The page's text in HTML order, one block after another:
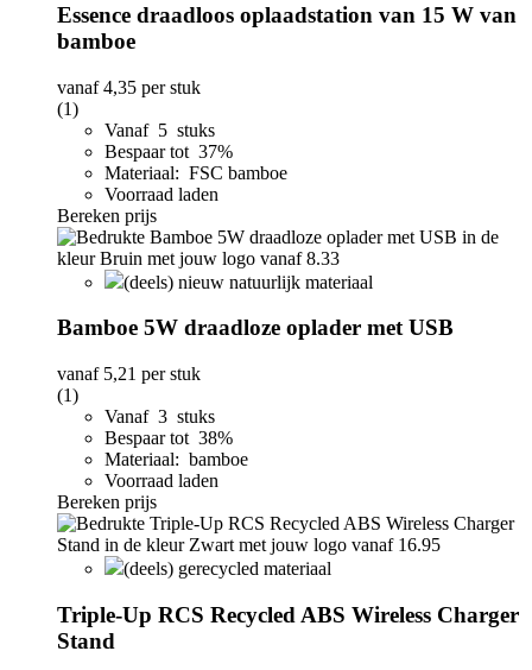
Essence draadloos oplaadstation van 15 W van
bamboe
vanaf4,35 per stuk
(1)
Vanaf 5 stuks
Bespaar tot 37%
Materiaal: FSC bamboe
Voorraad laden
Bereken prijs
(deels) nieuw natuurlijk materiaal
Bamboe 5W draadloze oplader met USB
vanaf 5,21 per stuk
(1)
Vanaf 3 stuks
Bespaar tot 38%
Materiaal: bamboe
Voorraad laden
Bereken prijs
(deels) gerecycled materiaal
Triple-Up RCS Recycled ABS Wireless Charger
Stand